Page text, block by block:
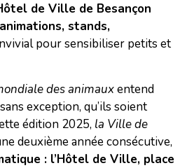
de Ville de Besançon
animations, stands,
pour sensibiliser petits et
des animauxentend
exception, qu’ils soient
édition 2025, la Ville de
deuxième année consécutive,
: l’Hôtel de Ville, place